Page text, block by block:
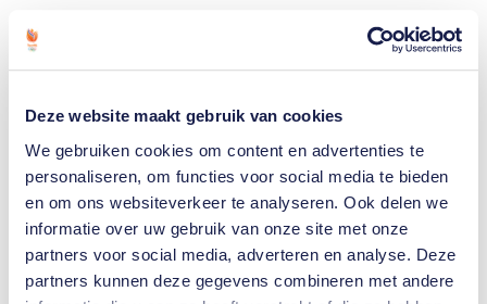
Deze website maakt gebruik van cookies
We gebruiken cookies om content en advertenties te
personaliseren, om functies voor social media te bieden
en om ons websiteverkeer te analyseren. Ook delen we
informatie over uw gebruik van onze site met onze
partners voor social media, adverteren en analyse. Deze
partners kunnen deze gegevens combineren met andere
Welke Nederlanders hebben er
ooit meegedaan aan de
Olympische Spelen?